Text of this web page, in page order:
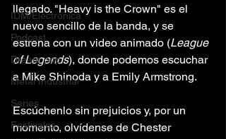
IDM/Electrónica
Podcast
Dream pop
Metal Industrial
Series
Festivales
llegado. "Heavy is the Crown" es el
nuevo sencillo de la banda, y se
estrena con un video animado (League
of Legends), donde podemos escuchar
a Mike Shinoda y a Emily Armstrong.
Escúchenlo sin prejuicios y, por un
momento, olvídense de Chester